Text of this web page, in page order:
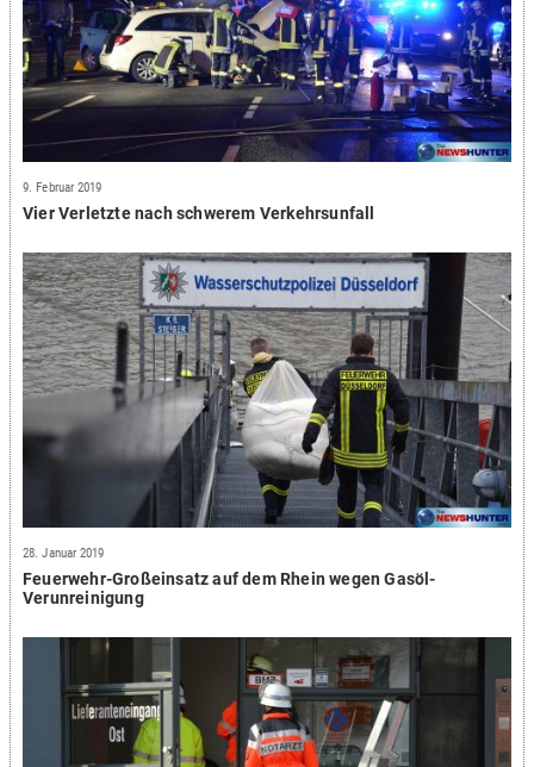
9. Februar 2019
Vier Verletzte nach schwerem Verkehrsunfall
28. Januar 2019
Feuerwehr-Großeinsatz auf dem Rhein wegen Gasöl-
Verunreinigung